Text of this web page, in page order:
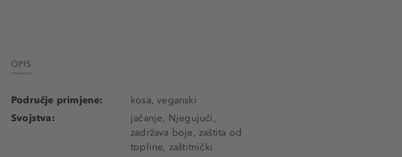
OPIS
Područje primjene:
kosa, veganski
Svojstva:
jačanje, Njegujući,
zadržava boje, zaštita od
topline, zaštitnički